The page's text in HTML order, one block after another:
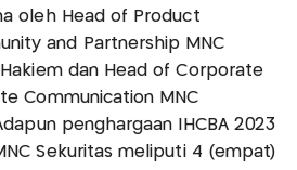
oleh Head of Product
and Partnership MNC
dan Head of Corporate
Communication MNC
penghargaan IHCBA 2023
Sekuritas meliputi 4 (empat)